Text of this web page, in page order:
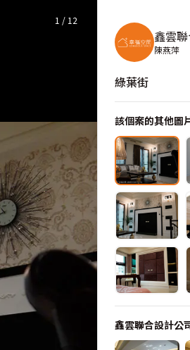
1 / 12
鑫雲
陳燕萍
綠葉街
該個案的其他圖
鑫雲聯合設計公